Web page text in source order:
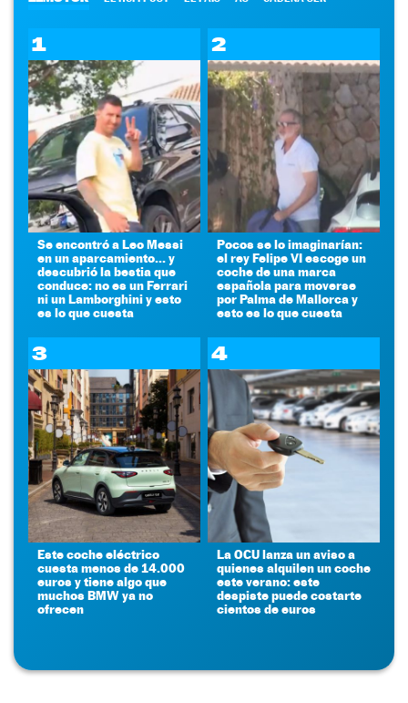
1
Se encontró a Leo Messi
en un aparcamiento... y
descubrió la bestia que
conduce: no es un Ferrari
ni un Lamborghini y esto
es lo que cuesta
2
Pocos se lo imaginarían:
el rey Felipe VI escoge un
coche de una marca
española para moverse
por Palma de Mallorca y
esto es lo que cuesta
3
Este coche eléctrico
cuesta menos de 14.000
euros y tiene algo que
muchos BMW ya no
ofrecen
4
La OCU lanza un aviso a
quienes alquilen un coche
este verano: este
despiste puede costarte
cientos de euros